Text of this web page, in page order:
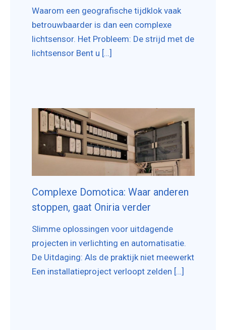
Waarom een geografische tijdklok vaak
betrouwbaarder is dan een complexe
lichtsensor. Het Probleem: De strijd met de
lichtsensor Bent u […]
Complexe Domotica: Waar anderen
stoppen, gaat Oniria verder
Slimme oplossingen voor uitdagende
projecten in verlichting en automatisatie.
De Uitdaging: Als de praktijk niet meewerkt
Een installatieproject verloopt zelden […]